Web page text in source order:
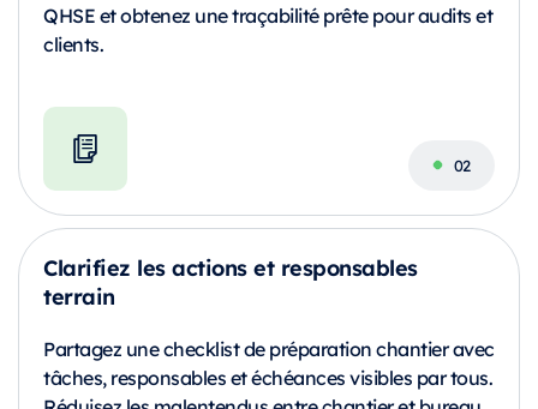
QHSE et obtenez une traçabilité prête pour audits et
clients.
Clarifiez les actions et responsables
terrain
Partagez une checklist de préparation chantier avec
tâches, responsables et échéances visibles par tous.